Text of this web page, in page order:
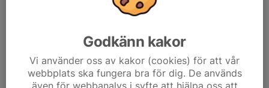
Godkänn kakor
Vi använder oss av kakor (cookies) för att vår
webbplats ska fungera bra för dig. De används
även för webbanalys i syfte att hjälpa oss att